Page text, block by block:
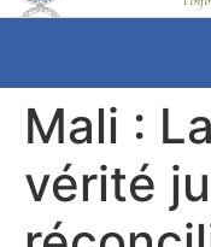
Mali :
vérité